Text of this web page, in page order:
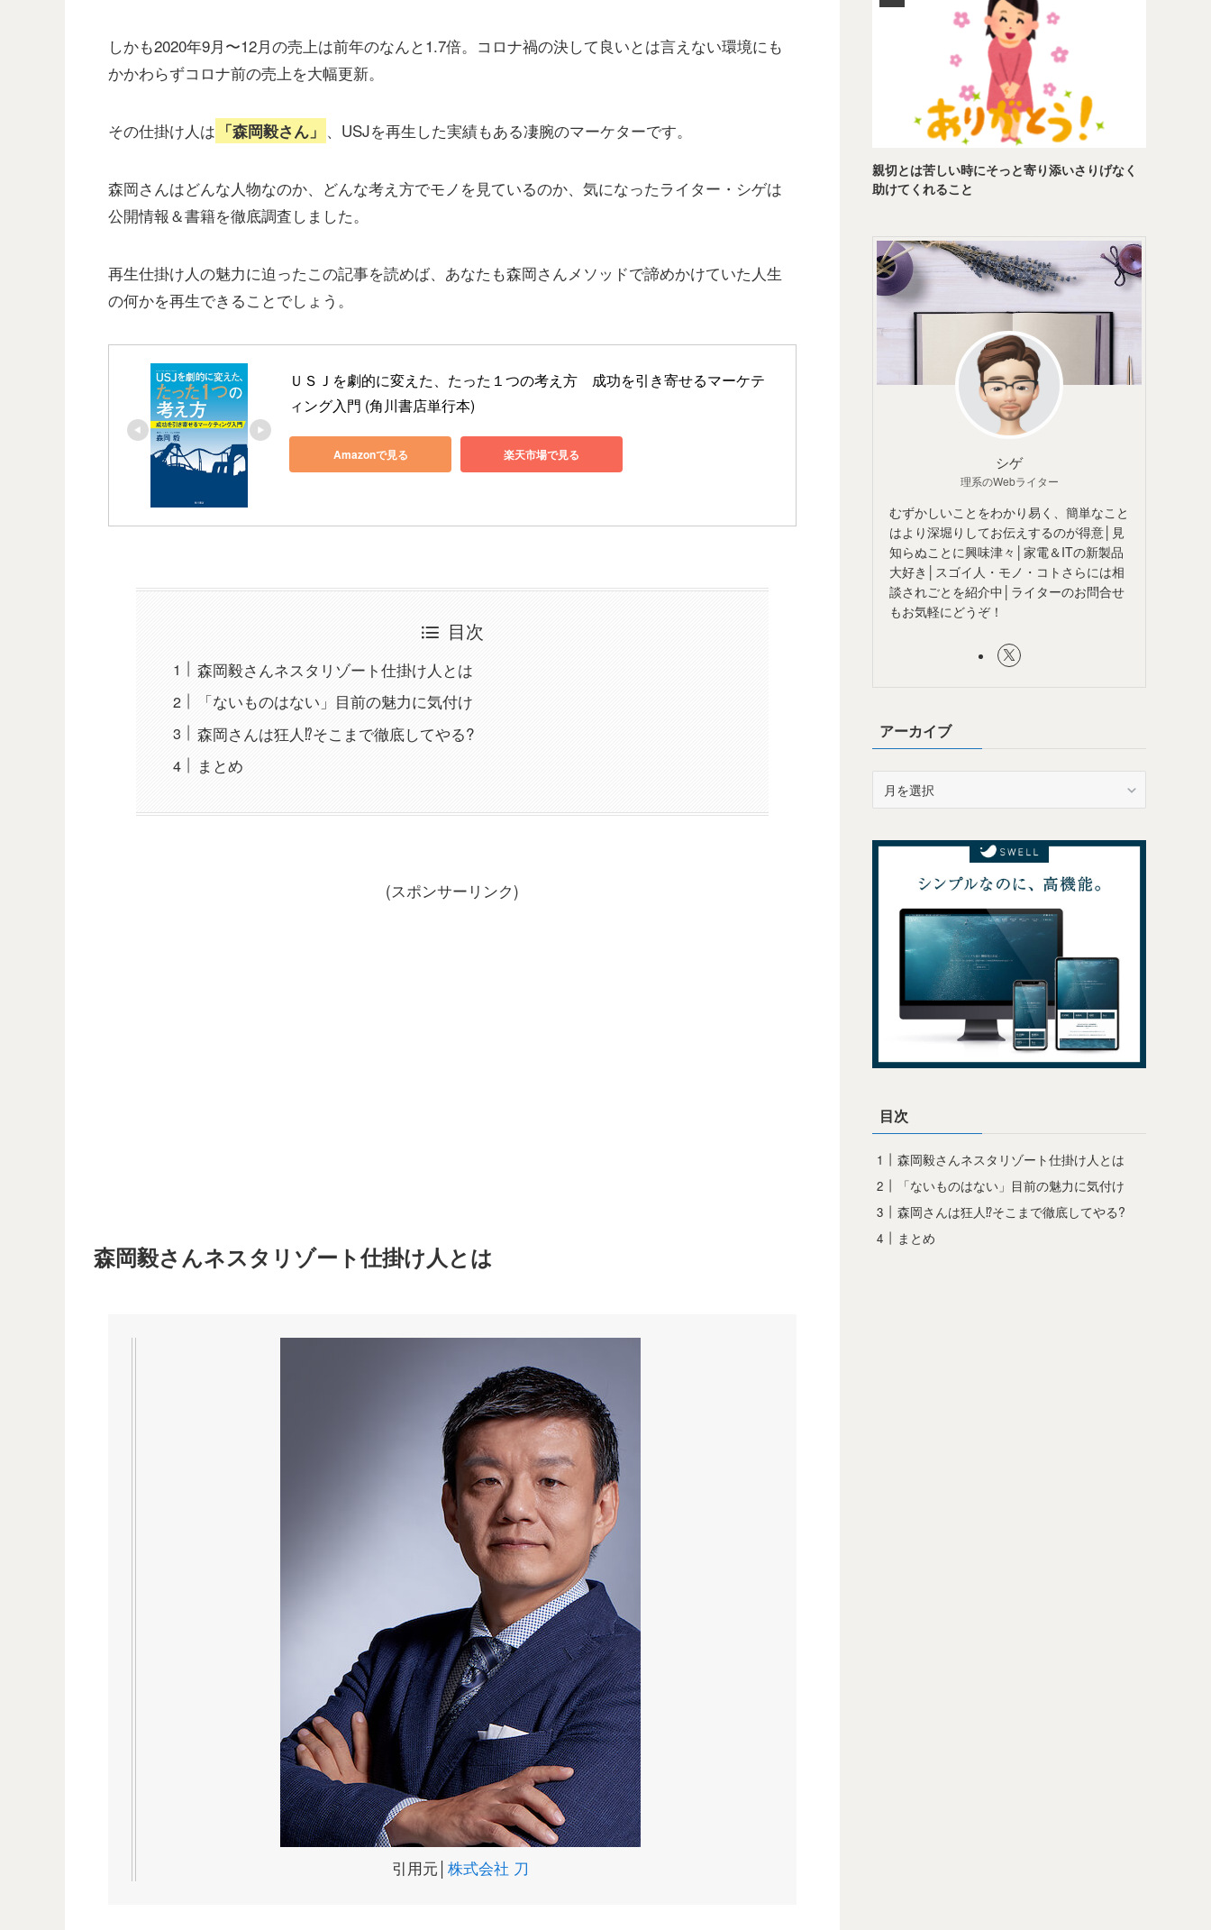
しかも2020年9月〜12月の売上は前年のなんと1.7倍。コロナ禍の決して良いとは言えない環境にも
かかわらずコロナ前の売上を大幅更新。
その仕掛け人は 「森岡毅さん」 、USJを再生した実績もある凄腕のマーケターです。
森岡さんはどんな人物なのか、どんな考え方でモノを見ているのか、気になったライター・シゲは
公開情報＆書籍を徹底調査しました。
再生仕掛け人の魅力に迫ったこの記事を読めば、あなたも森岡さんメソッドで諦めかけていた人生
の何かを再生できることでしょう。
ＵＳＪを劇的に変えた、たった１つの考え方　成功を引き寄せるマーケテ
ィング入門 (角川書店単行本)
Amazonで見る 楽天市場で見る
目次
森岡毅さんネスタリゾート仕掛け人とは
「ないものはない」目前の魅力に気付け
森岡さんは狂人⁉そこまで徹底してやる?
まとめ
(スポンサーリンク)
森岡毅さんネスタリゾート仕掛け人とは
引用元│ 株式会社 刀
親切とは苦しい時にそっと寄り添いさりげなく
助けてくれること
シゲ
理系のWebライター
むずかしいことをわかり易く、簡単なこと
はより深堀りしてお伝えするのが得意│見
知らぬことに興味津々│家電＆ITの新製品
大好き│スゴイ人・モノ・コトさらには相
談されごとを紹介中│ライターのお問合せ
もお気軽にどうぞ！
アーカイブ
イ
目次
森岡毅さんネスタリゾート仕掛け人とは
「ないものはない」目前の魅力に気付け
森岡さんは狂人⁉そこまで徹底してやる?
まとめ